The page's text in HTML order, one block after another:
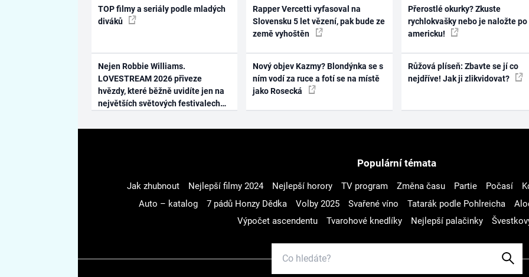
TOP filmy a seriály podle mladých
diváků
Nejen Robbie Williams.
LOVESTREAM 2026 přiveze
hvězdy, které běžně uvidíte jen na
největších světových festivalech
Rapper Vercetti vyfasoval na
Slovensku 5 let vězení, pak bude ze
země vyhoštěn
Nový objev Kazmy? Blondýnka se s
ním vodí za ruce a fotí se na místě
jako Rosecká
Přerostlé okurky? Zkuste
rychlokvašky nebo je naložte po
americku!
Růžová plíseň: Zbavte se jí co
nejdříve! Jak ji zlikvidovat?
Populární témata
Jak zhubnout Nejlepší filmy 2024 Nejlepší horory TV program Změna času Partie Počasí
Auto – katalog
7 pádů Honzy Dědka Volby 2025 Svařené víno Tatarák podle Pohlreicha
Výpočet ascendentu
Tvarohové knedlíky Nejlepší palačinky